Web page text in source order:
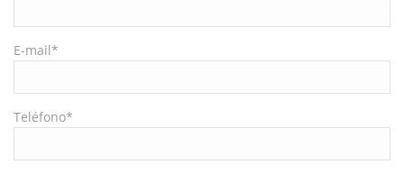
E-mail*
Teléfono*